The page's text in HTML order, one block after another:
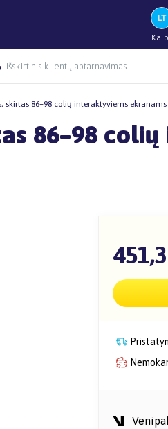
Išskirtinis klientų aptarnavimas
skirtas 86–98 colių interaktyviems ekranams
86–98